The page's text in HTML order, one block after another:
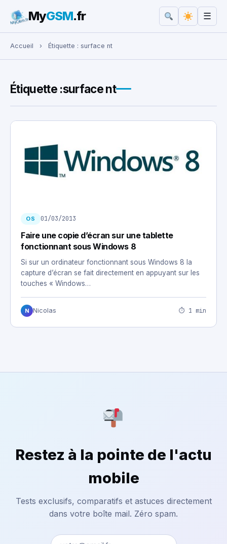
Rechercher :
MyGSM.fr ☰
Accueil › Étiquette : surface nt
Étiquette :surface nt
OS 01/03/2013
Faire une copie d’écran sur une tablette
fonctionnant sous Windows 8
Si sur un ordinateur fonctionnant sous Windows 8 la
capture d’écran se fait directement en appuyant sur les
touches « Windows…
N Nicolas ⏱ 1 min
Restez à la pointe de l'actu
mobile
Tests exclusifs, comparatifs et astuces directement
dans votre boîte mail. Zéro spam.